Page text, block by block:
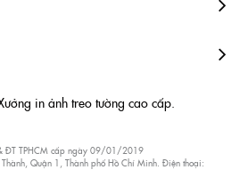
in ảnh treo tường cao cấp.
ĐT TPHCM cấp ngày 09/01/2019
Quận 1, Thành phố Hồ Chí Minh. Điện thoại: